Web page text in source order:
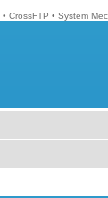
• CrossFTP • System